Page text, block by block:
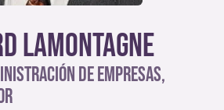
Lamontagne
de Empresas,